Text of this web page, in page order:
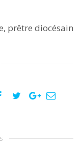
prêtre diocésain